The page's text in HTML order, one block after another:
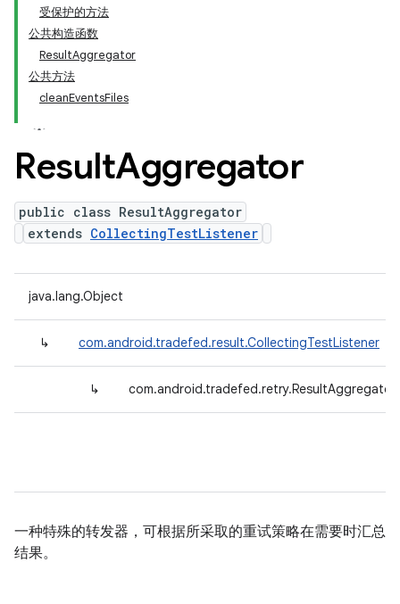
受保护的方法
公共构造函数
ResultAggregator
公共方法
cleanEventsFiles
ResultAggregator
public class ResultAggregator
extends CollectingTestListener
java.lang.Object
↳ com.android.tradefed.result.CollectingTestListener
↳ com.android.tradefed.retry.ResultAggregator
一种特殊的转发器，可根据所采取的重试策略在需要时汇总
结果。